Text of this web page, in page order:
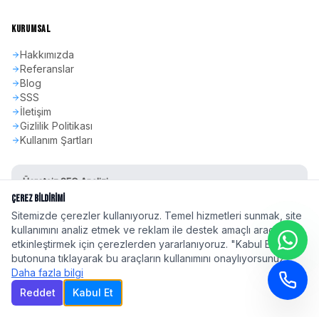
KURUMSAL
Hakkımızda
Referanslar
Blog
SSS
İletişim
Gizlilik Politikası
Kullanım Şartları
Ücretsiz SEO Analizi
Sitenizin SEO skorunu öğrenin
Hemen Başla
©2026seoadspro.com - Profesyonel SEO Ajansı. Tüm hakları saklıdır.
Çerez Bildirimi
Sitemizde çerezler kullanıyoruz. Temel hizmetleri sunmak, site
kullanımını analiz etmek ve reklam ile destek amaçlı araçları
etkinleştirmek için çerezlerden yararlanıyoruz. "Kabul Et"
butonuna tıklayarak bu araçların kullanımını onaylıyorsunuz.
Daha fazla bilgi
Reddet
Kabul Et